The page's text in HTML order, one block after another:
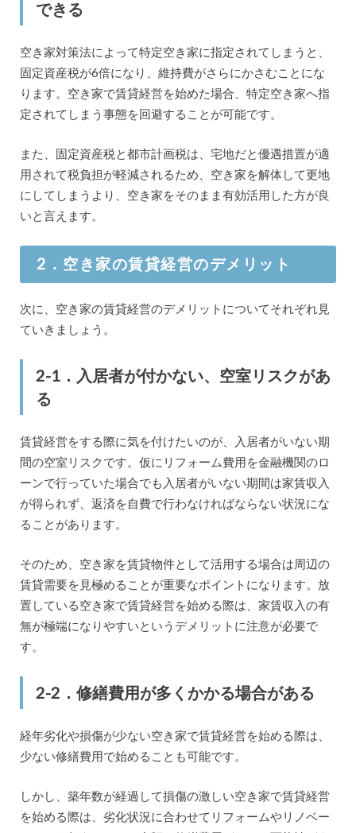
できる
空き家対策法によって特定空き家に指定されてしまうと、
固定資産税が6倍になり、維持費がさらにかさむことにな
ります。空き家で賃貸経営を始めた場合、特定空き家へ指
定されてしまう事態を回避することが可能です。
また、固定資産税と都市計画税は、宅地だと優遇措置が適
用されて税負担が軽減されるため、空き家を解体して更地
にしてしまうより、空き家をそのまま有効活用した方が良
いと言えます。
2．空き家の賃貸経営のデメリット
次に、空き家の賃貸経営のデメリットについてそれぞれ見
ていきましょう。
2-1．入居者が付かない、空室リスクがあ
る
賃貸経営をする際に気を付けたいのが、入居者がいない期
間の空室リスクです。仮にリフォーム費用を金融機関のロ
ーンで行っていた場合でも入居者がいない期間は家賃収入
が得られず、返済を自費で行わなければならない状況にな
ることがあります。
そのため、空き家を賃貸物件として活用する場合は周辺の
賃貸需要を見極めることが重要なポイントになります。放
置している空き家で賃貸経営を始める際は、家賃収入の有
無が極端になりやすいというデメリットに注意が必要で
す。
2-2．修繕費用が多くかかる場合がある
経年劣化や損傷が少ない空き家で賃貸経営を始める際は、
少ない修繕費用で始めることも可能です。
しかし、築年数が経過して損傷の激しい空き家で賃貸経営
を始める際は、劣化状況に合わせてリフォームやリノベー